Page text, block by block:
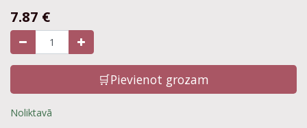
7.87 €
🛒Pievienot grozam
Noliktavā